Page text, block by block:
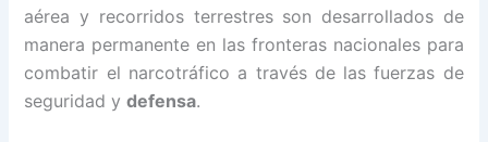
aérea y recorridos terrestres son desarrollados de
manera permanente en las fronteras nacionales para
combatir el narcotráfico a través de las fuerzas de
seguridad ydefensa.